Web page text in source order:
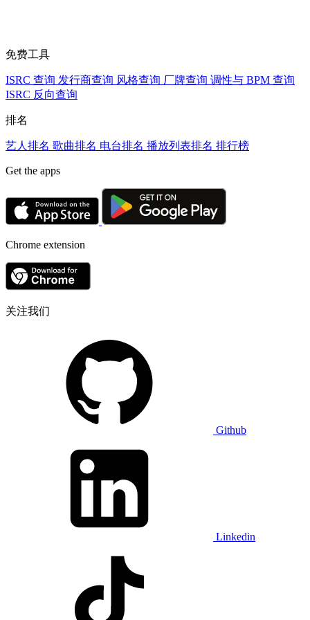
免费工具
ISRC 查询 发行商查询 风格查询 厂牌查询 调性与 BPM 查询
ISRC 反向查询
排名
艺人排名 歌曲排名 电台排名 播放列表排名 排行榜
Get the apps
Chrome extension
关注我们
Github
Linkedin